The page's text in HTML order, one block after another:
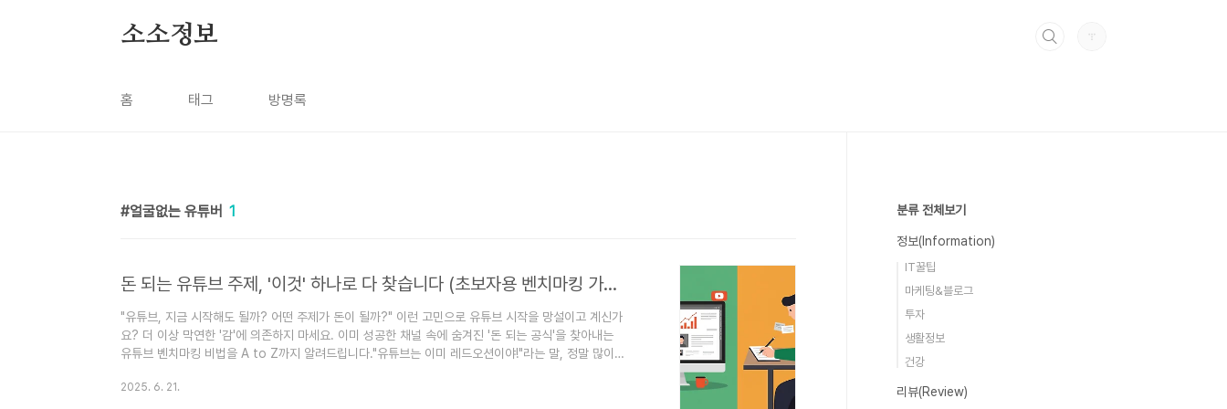
소소정보
홈 태그 방명록
얼굴없는 유튜버 1
돈 되는 유튜브 주제, '이것' 하나로 다 찾습니다 (초보자용 벤치마킹 가이드)
"유튜브, 지금 시작해도 될까? 어떤 주제가 돈이 될까?" 이런 고민으로 유튜브 시작을 망설이고 계신가
요? 더 이상 막연한 '감'에 의존하지 마세요. 이미 성공한 채널 속에 숨겨진 '돈 되는 공식'을 찾아내는
유튜브 벤치마킹 비법을 A to Z까지 알려드립니다."유튜브는 이미 레드오션이야!"라는 말, 정말 많이
합니다. 저도 그랬어요. 😅 머릿속에 떠오르는 아이디어는 수십 가지인데, 어떤 걸 골라야 실패하지 않
2025. 6. 21.
분류 전체보기
정보(Information)
IT꿀팁
마케팅&블로그
투자
생활정보
건강
리뷰(Review)